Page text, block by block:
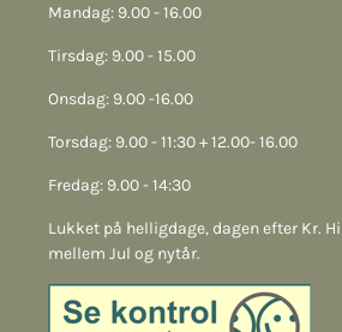
Mandag: 9.00 - 16.00
Tirsdag: 9.00 - 15.00
Onsdag: 9.00 -16.00
Torsdag: 9.00 - 11:30 + 12.00- 16.00
Fredag: 9.00 - 14:30
Lukket på helligdage, dagen efter Kr.
mellem Jul og nytår.